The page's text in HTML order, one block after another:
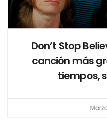
Don’t Stop
canción más
tiempos,